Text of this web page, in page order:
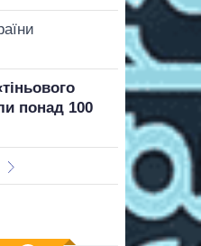
понад 100